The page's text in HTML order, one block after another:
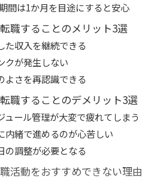
間は1か月を目途にすると安心
職することのメリット3選
た収入を継続できる
クが発生しない
よさを再認識できる
職することのデメリット3選
ュール管理が大変で疲れてしまう
内緒で進めるのが心苦しい
の調整が必要となる
活動をおすすめできない理由